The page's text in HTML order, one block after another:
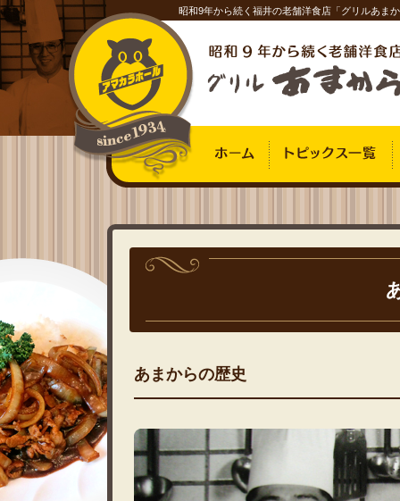
昭和9年から続く福井の老舗洋食店「グリルあま
あまからの歴史